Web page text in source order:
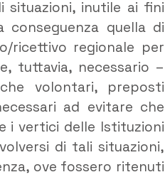
situazioni, inutile ai fini
quella di
ricettivo regionale per
tuttavia, necessario –
volontari, preposti
ad evitare che
i vertici delle Istituzioni
di tali situazioni,
ove fossero ritenuti